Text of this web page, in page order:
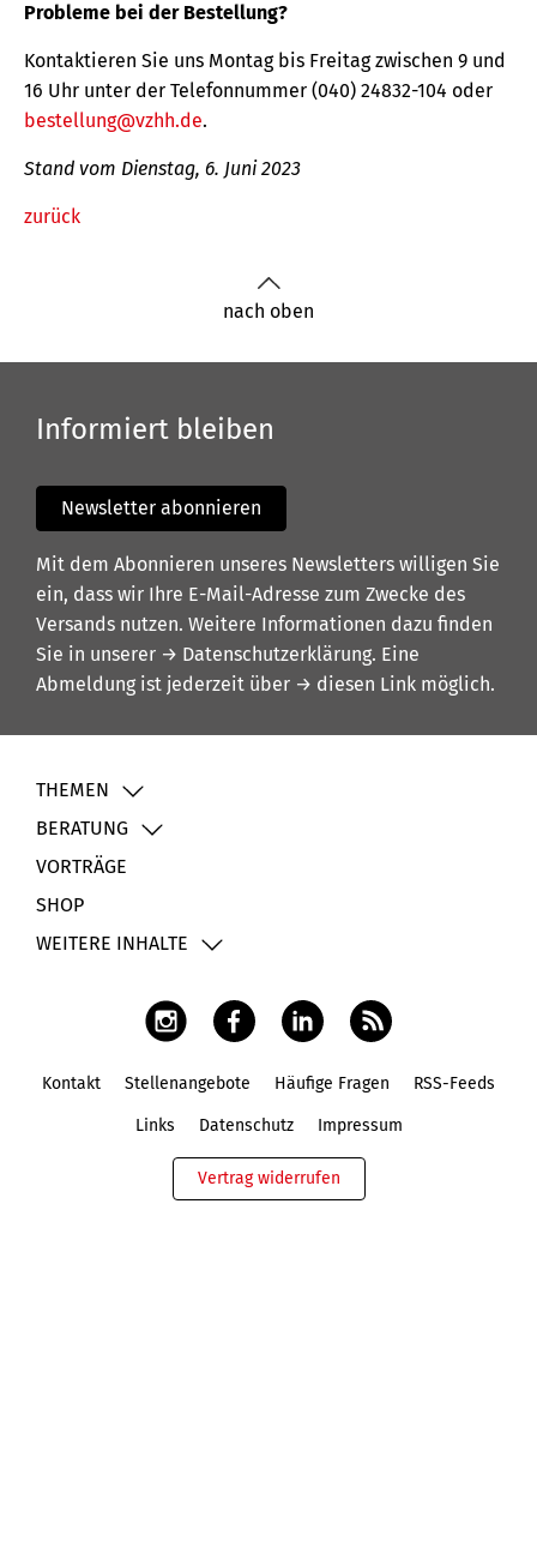
Probleme bei der Bestellung?
Kontaktieren Sie uns Montag bis Freitag zwischen 9 und
16 Uhr unter der Telefonnummer (040) 24832-104 oder
bestellung@vzhh.de.
Stand vom Dienstag, 6. Juni 2023
zurück
nach oben
Informiert bleiben
Newsletter abonnieren
Mit dem Abonnieren unseres Newsletters willigen Sie
ein, dass wir Ihre E-Mail-Adresse zum Zwecke des
Versands nutzen. Weitere Informationen dazu finden
Sie in unserer → Datenschutzerklärung. Eine
Abmeldung ist jederzeit über → diesen Link möglich.
THEMEN
BERATUNG
VORTRÄGE
SHOP
WEITERE INHALTE
Kontakt Stellenangebote Häufige Fragen RSS-Feeds
Links Datenschutz Impressum
Vertrag widerrufen